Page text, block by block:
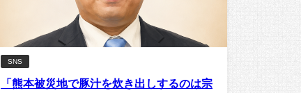
SNS
「熊本被災地で豚汁を炊き出しするのは宗